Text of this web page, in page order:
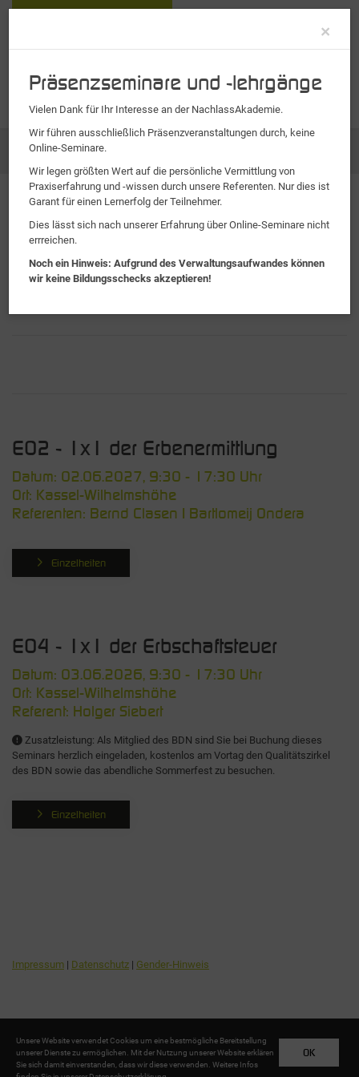
Seminare Einführungsseminare
Seminarreihe E - Einführungsseminare
Nachlasspflegschaft
E02 - 1x1 der Erbenermittlung
Datum: 02.06.2027, 9:30 - 17:30 Uhr
Ort: Kassel-Wilhelmshöhe
Referenten: Bernd Clasen | Bartlomeij Ondera
Einzelheiten
E04 - 1x1 der Erbschaftsteuer
Datum: 03.06.2026, 9:30 - 17:30 Uhr
Ort: Kassel-Wilhelmshöhe
Referent: Holger Siebert
Zusatzleistung: Als Mitglied des BDN sind Sie bei Buchung dieses
Seminars herzlich eingeladen, kostenlos am Vortag den Qualitätszirkel
des BDN sowie das abendliche Sommerfest zu besuchen.
Einzelheiten
Impressum | Datenschutz | Gender-Hinweis
OK
Unsere Website verwendet Cookies um eine bestmögliche Bereitstellung
unserer Dienste zu ermöglichen. Mit der Nutzung unserer Website erklären
Sie sich damit einverstanden, dass wir diese verwenden. Weitere Infos
×
Präsenzseminare und -lehrgänge
Vielen Dank für Ihr Interesse an der NachlassAkademie.
Wir führen ausschließlich Präsenzveranstaltungen durch, keine
Online-Seminare.
Wir legen größten Wert auf die persönliche Vermittlung von
Praxiserfahrung und -wissen durch unsere Referenten. Nur dies ist
Garant für einen Lernerfolg der Teilnehmer.
Dies lässt sich nach unserer Erfahrung über Online-Seminare nicht
errreichen.
Noch ein Hinweis: Aufgrund des Verwaltungsaufwandes können
wir keine Bildungsschecks akzeptieren!